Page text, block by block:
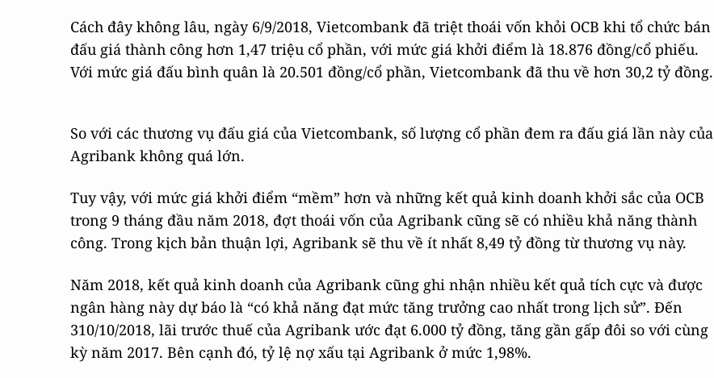
Cách đây không lâu, ngày 6/9/2018, Vietcombank đã triệt thoái vốn khỏi OCB khi tổ chức bán
đấu giá thành công hơn 1,47 triệu cổ phần, với mức giá khởi điểm là 18.876 đồng/cổ phiếu.
Với mức giá đấu bình quân là 20.501 đồng/cổ phần, Vietcombank đã thu về hơn 30,2 tỷ đồng.
So với các thương vụ đấu giá của Vietcombank, số lượng cổ phần đem ra đấu giá lần này của
Agribank không quá lớn.
Tuy vậy, với mức giá khởi điểm “mềm” hơn và những kết quả kinh doanh khởi sắc của OCB
trong 9 tháng đầu năm 2018, đợt thoái vốn của Agribank cũng sẽ có nhiều khả năng thành
công. Trong kịch bản thuận lợi, Agribank sẽ thu về ít nhất 8,49 tỷ đồng từ thương vụ này.
Năm 2018, kết quả kinh doanh của Agribank cũng ghi nhận nhiều kết quả tích cực và được
ngân hàng này dự báo là “có khả năng đạt mức tăng trưởng cao nhất trong lịch sử”. Đến
310/10/2018, lãi trước thuế của Agribank ước đạt 6.000 tỷ đồng, tăng gần gấp đôi so với cùng
kỳ năm 2017. Bên cạnh đó, tỷ lệ nợ xấu tại Agribank ở mức 1,98%.